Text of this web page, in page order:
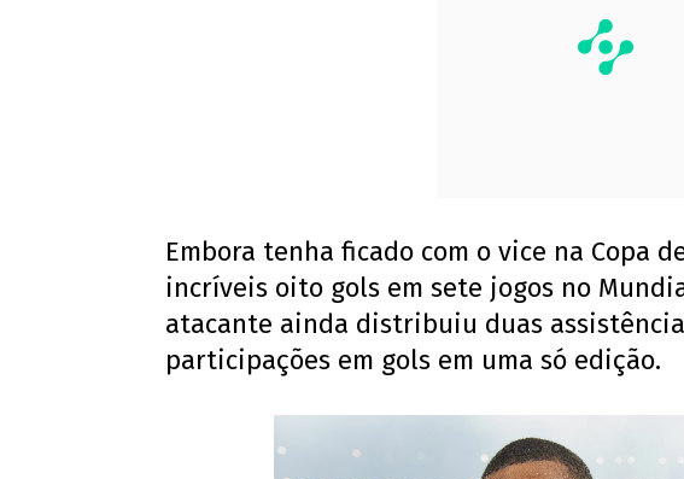
Embora tenha ficado com o vice na Copa
incríveis oito gols em sete jogos no
atacante ainda distribuiu duas
participações em gols em uma só edição.